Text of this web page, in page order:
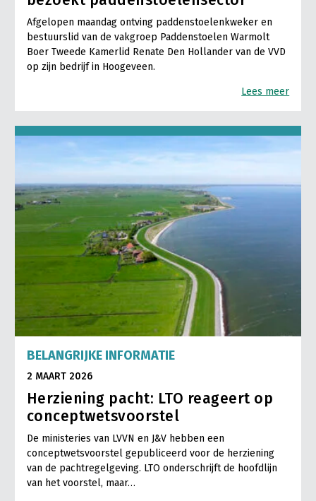
Afgelopen maandag ontving paddenstoelenkweker en
bestuurslid van de vakgroep Paddenstoelen Warmolt
Boer Tweede Kamerlid Renate Den Hollander van de VVD
op zijn bedrijf in Hoogeveen.
Lees meer
BELANGRIJKE INFORMATIE
2 MAART 2026
Herziening pacht: LTO reageert op
conceptwetsvoorstel
De ministeries van LVVN en J&V hebben een
conceptwetsvoorstel gepubliceerd voor de herziening
van de pachtregelgeving. LTO onderschrijft de hoofdlijn
van het voorstel, maar…